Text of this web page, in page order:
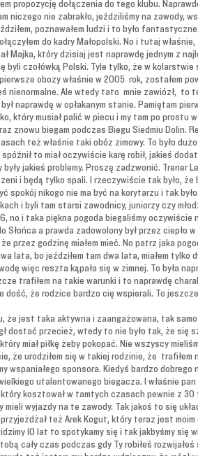
propozycję dołączenia do tego klubu.
niczego nie zabrakło, jeździliśmy na zawody,
poznawałem ludzi i to było
do kadry Małopolski. No i tutaj
Majka, który dzisiaj jest naprawdę jednym z
byli czołówką Polski. Tyle tylko, że w
obozy właśnie w 2005 rok, zostałem
nienormalne. Ale wtedy tato mnie zawiózł, to
naprawdę w opłakanym stanie. Pamiętam
który musiał palić w piecu i my tam po
znowu biegam podczas Biegu Siedmiu Dolin.
też właśnie taki obóz zimowy. To było
to miał oczywiście karę robił, jakieś
jakieś problemy. Proszę zadzwonić. Trener
i będą tylko spali. I rzeczywiście tak było,
spokój nikogo nie ma być na korytarzu i tak
i byli tam starsi zawodnicy, juniorzy czy
no i taka piękna pogoda biegaliśmy
Słońca a prawda zadowolony był przez
przez godzinę miałem mieć. No patrz jaka
lata, bo jeździłem tam dwa lata, miałem
więc reszta kąpała się w zimnej. To była
trafiłem na takie warunki i to naprawdę
dość, że rodzice bardzo cię wspierali. To
że jest taka aktywna i zaangażowana, tak
dostać przecież, wtedy to nie było tak, że się
miał piłkę żeby pokopać. Nie wszyscy
że urodziłem się w takiej rodzinie, że
wspaniałego sponsora. Kiedyś bardzo
utalentowanego biegacza. I właśnie
kosztował w tamtych czasach pewnie z 30
wyjazdy na te zawody. Tak jakoś to się
też Arek Kogut, który teraz jest
10 lat to spotykamy się i tak jakbyśmy się
cały czas podczas gdy Ty robiłeś